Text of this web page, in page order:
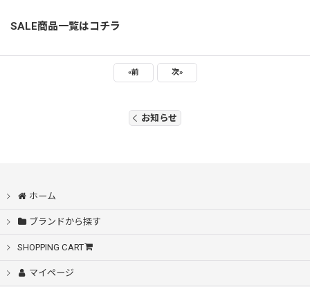
SALE商品一覧はコチラ
«前 次»
お知らせ
ホーム
ブランドから探す
SHOPPING CART
マイページ